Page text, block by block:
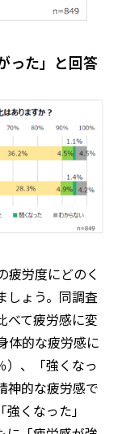
った」と回答
疲労度にどのく
しょう。同調査
べて疲労感に変
体的な疲労感に
）、「強くなっ
神的な疲労感で
くなった」